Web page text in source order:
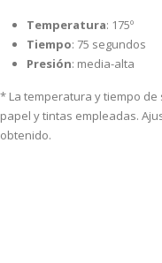
Temperatura: 175º
Tiempo: 75 segundos
Presión: media-alta
* La temperatura y tiempo
papel y tintas empleadas.
obtenido.